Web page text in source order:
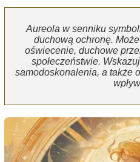
Aureola w senniku
duchową ochronę.
oświecenie, duchowe
społeczeństwie.
samodoskonalenia, a także